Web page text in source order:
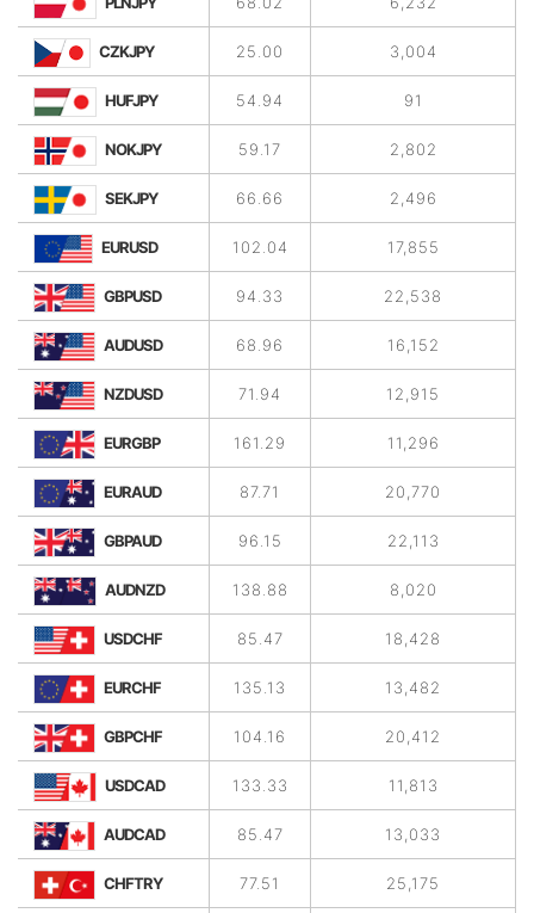
CZKJPY 25.00 3,004
HUFJPY 54.94 91
NOKJPY 59.17 2,802
SEKJPY 66.66 2,496
EURUSD 102.04 17,855
GBPUSD 94.33 22,538
AUDUSD 68.96 16,152
NZDUSD 71.94 12,915
EURGBP 161.29 11,296
EURAUD 87.71 20,770
GBPAUD 96.15 22,113
AUDNZD 138.88 8,020
USDCHF 85.47 18,428
EURCHF 135.13 13,482
GBPCHF 104.16 20,412
USDCAD 133.33 11,813
AUDCAD 85.47 13,033
CHFTRY 77.51 25,175